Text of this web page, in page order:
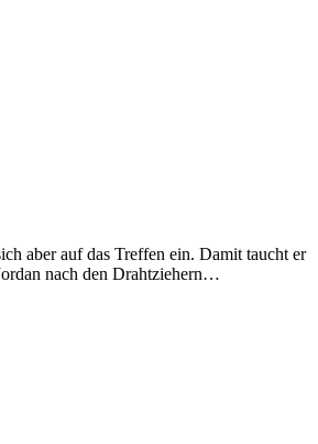
aber auf das Treffen ein. Damit taucht er
nach den Drahtziehern…